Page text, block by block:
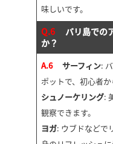
味しいです。
Q.6 バリ島での
か？
A.6 サーフィン:
ポットで、初心者か
シュノーケリング:
観察できます。
ヨガ: ウブドなどで